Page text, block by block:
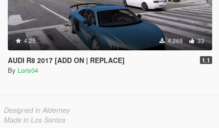
4.25 4,269 33
AUDI R8 2017 [ADD ON | REPLACE] 1.1
By Loris04
Designed in Alderney
Made in Los Santos